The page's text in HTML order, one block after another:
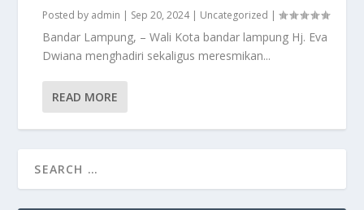
Posted by admin | Sep 20, 2024| Uncategorized |
Bandar Lampung, – Wali Kota bandar lampung Hj. Eva
Dwiana menghadiri sekaligus meresmikan...
READ MORE